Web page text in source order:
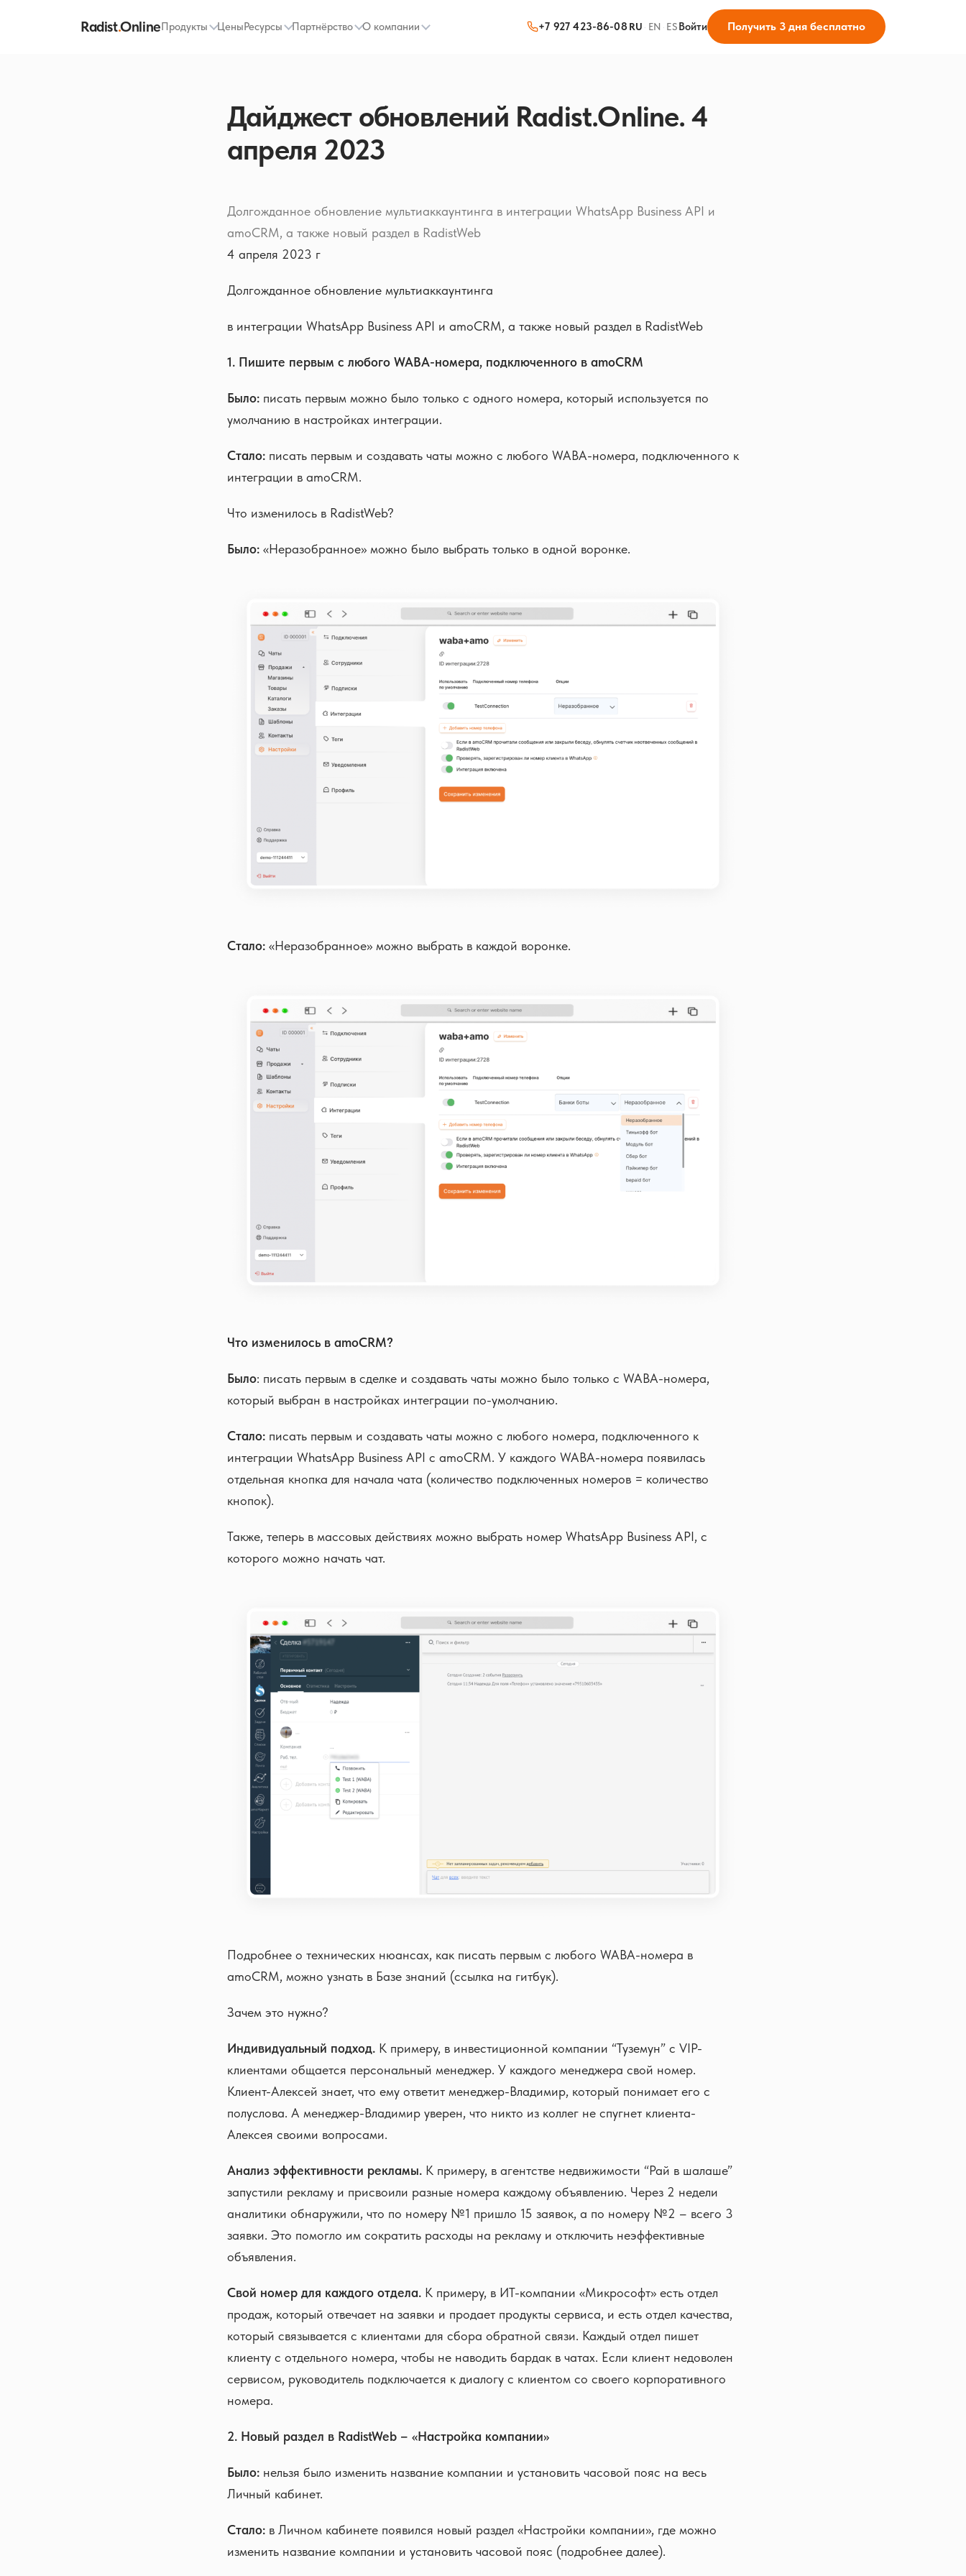
Radist.OnlineПродукты ЦеныРесурсы Партнёрство О компании +7 927 423-86-08 RU · EN · ESВойти Получить 3 дня бесплатно
Дайджест обновлений Radist.Online. 4
апреля 2023
Долгожданное обновление мультиаккаунтинга в интеграции WhatsApp Business API и
amoCRM, а также новый раздел в RadistWeb
4 апреля 2023 г
Долгожданное обновление мультиаккаунтинга
в интеграции WhatsApp Business API и amoCRM, а также новый раздел в RadistWeb
1. Пишите первым с любого WABA-номера, подключенного в amoCRM
Было: писать первым можно было только с одного номера, который используется по
умолчанию в настройках интеграции.
Стало: писать первым и создавать чаты можно с любого WABA-номера, подключенного к
интеграции в amoCRM.
Что изменилось в RadistWeb?
Было: «Неразобранное» можно было выбрать только в одной воронке.
Стало: «Неразобранное» можно выбрать в каждой воронке.
Что изменилось в amoCRM?
Было: писать первым в сделке и создавать чаты можно было только с WABA-номера,
который выбран в настройках интеграции по-умолчанию.
Стало: писать первым и создавать чаты можно с любого номера, подключенного к
интеграции WhatsApp Business API с amoCRM. У каждого WABA-номера появилась
отдельная кнопка для начала чата (количество подключенных номеров = количество
кнопок).
Также, теперь в массовых действиях можно выбрать номер WhatsApp Business API, с
которого можно начать чат.
Подробнее о технических нюансах, как писать первым с любого WABA-номера в
amoCRM, можно узнать в Базе знаний (ссылка на гитбук).
Зачем это нужно?
Индивидуальный подход. К примеру, в инвестиционной компании “Туземун” с VIP-
клиентами общается персональный менеджер. У каждого менеджера свой номер.
Клиент-Алексей знает, что ему ответит менеджер-Владимир, который понимает его с
полуслова. А менеджер-Владимир уверен, что никто из коллег не спугнет клиента-
Алексея своими вопросами.
Анализ эффективности рекламы. К примеру, в агентстве недвижимости “Рай в шалаше”
запустили рекламу и присвоили разные номера каждому объявлению. Через 2 недели
аналитики обнаружили, что по номеру №1 пришло 15 заявок, а по номеру №2 – всего 3
заявки. Это помогло им сократить расходы на рекламу и отключить неэффективные
объявления.
Свой номер для каждого отдела. К примеру, в ИТ-компании «Микрософт» есть отдел
продаж, который отвечает на заявки и продает продукты сервиса, и есть отдел качества,
который связывается с клиентами для сбора обратной связи. Каждый отдел пишет
клиенту с отдельного номера, чтобы не наводить бардак в чатах. Если клиент недоволен
сервисом, руководитель подключается к диалогу с клиентом со своего корпоративного
номера.
2. Новый раздел в RadistWeb – «Настройка компании»
Было: нельзя было изменить название компании и установить часовой пояс на весь
Личный кабинет.
Стало: в Личном кабинете появился новый раздел «Настройки компании», где можно
изменить название компании и установить часовой пояс (подробнее далее).